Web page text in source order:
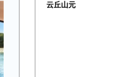
云丘山元